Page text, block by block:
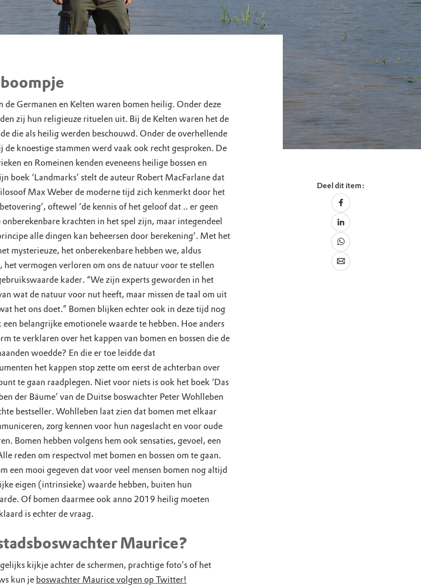
de Germanen en Kelten waren bomen heilig. Onder deze
zij hun religieuze rituelen uit. Bij de Kelten waren het de
die als heilig werden beschouwd. Onder de overhellende
de knoestige stammen werd vaak ook recht gesproken. De
en Romeinen kenden eveneens heilige bossen en
boek ‘Landmarks’ stelt de auteur Robert MacFarlane dat
Max Weber de moderne tijd zich kenmerkt door het
oftewel ‘de kennis of het geloof dat .. er geen
onberekenbare krachten in het spel zijn, maar integendeel
alle dingen kan beheersen door berekening’. Met het
mysterieuze, het onberekenbare hebben we, aldus
het vermogen verloren om ons de natuur voor te stellen
kader. “We zijn experts geworden in het
wat de natuur voor nut heeft, maar missen de taal om uit
het ons doet.” Bomen blijken echter ook in deze tijd nog
belangrijke emotionele waarde te hebben. Hoe anders
te verklaren over het kappen van bomen en bossen die de
woedde? En die er toe leidde dat
het kappen stop zette om eerst de achterban over
te gaan raadplegen. Niet voor niets is ook het boek ‘Das
der Bäume’ van de Duitse boswachter Peter Wohlleben
bestseller. Wohlleben laat zien dat bomen met elkaar
zorg kennen voor hun nageslacht en voor oude
Bomen hebben volgens hem ook sensaties, gevoel, een
reden om respectvol met bomen en bossen om te gaan.
een mooi gegeven dat voor veel mensen bomen nog altijd
eigen (intrinsieke) waarde hebben, buiten hun
Of bomen daarmee ook anno 2019 heilig moeten
is echter de vraag.
Maurice?
kijkje achter de schermen, prachtige foto's of het
kun je boswachter Maurice volgen op Twitter!
Deel dit item: